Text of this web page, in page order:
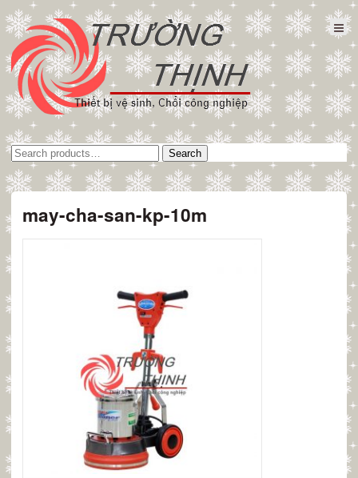
Tìm
kiếm:
Search
may-cha-san-kp-10m